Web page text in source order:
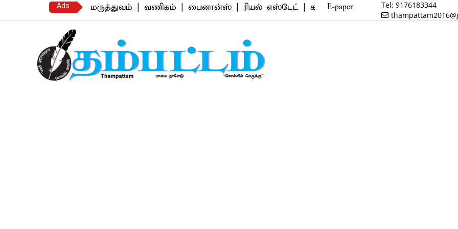
Ads
வரன் | மருத்துவம் | வணிகம் | பைனான்ஸ் | ரியல் எஸ்டேட் | கல்வி | சேல்ஸ் | ஆட்டோ மொபைல் |
E-paper Tel: 9176183344